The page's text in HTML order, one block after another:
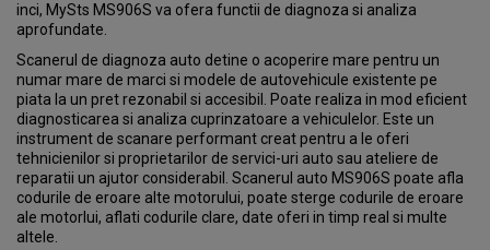
inci, MySts MS906S va ofera functii de diagnoza si analiza
aprofundate.
Scanerul de diagnoza auto detine o acoperire mare pentru un
numar mare de marci si modele de autovehicule existente pe
piata la un pret rezonabil si accesibil. Poate realiza in mod eficient
diagnosticarea si analiza cuprinzatoare a vehiculelor. Este un
instrument de scanare performant creat pentru a le oferi
tehnicienilor si proprietarilor de servici-uri auto sau ateliere de
reparatii un ajutor considerabil. Scanerul auto MS906S poate afla
codurile de eroare alte motorului, poate sterge codurile de eroare
ale motorlui, aflati codurile clare, date oferi in timp real si multe
altele.